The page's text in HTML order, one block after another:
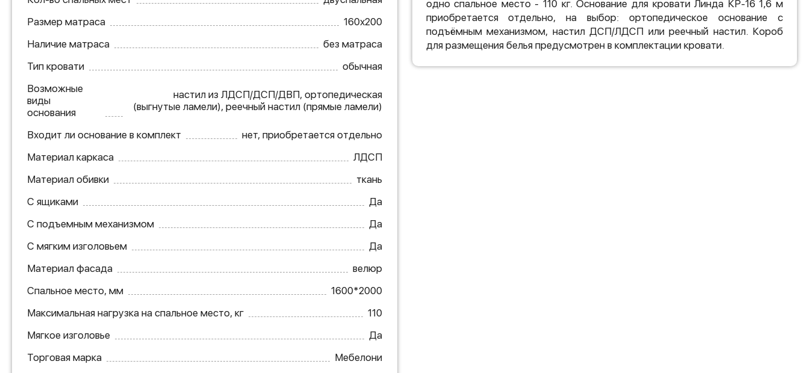
Размер матраса
160х200
Наличие матраса
без матраса
Тип кровати
обычная
Возможные
виды
основания
настил из ЛДСП/ДСП/ДВП, ортопедическая
(выгнутые ламели), реечный настил (прямые ламели)
Входит ли основание в комплект
нет, приобретается отдельно
Материал каркаса
ЛДСП
Материал обивки
ткань
С ящиками
Да
С подъемным механизмом
Да
С мягким изголовьем
Да
Материал фасада
велюр
Спальное место, мм
1600*2000
Максимальная нагрузка на спальное место, кг
110
Мягкое изголовье
Да
Торговая марка
Мебелони
одно спальное место - 110 кг. Основание для кровати Линда КР-16 1,6 м
приобретается отдельно, на выбор: ортопедическое основание с
подъёмным механизмом, настил ДСП/ЛДСП или реечный настил. Короб
для размещения белья предусмотрен в комплектации кровати.